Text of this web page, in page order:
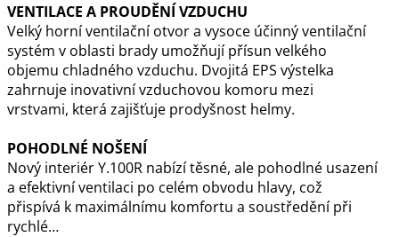
VENTILACE A PROUDĚNÍ VZDUCHU
Velký horní ventilační otvor a vysoce účinný ventilační
systém v oblasti brady umožňují přísun velkého
objemu chladného vzduchu. Dvojitá EPS výstelka
zahrnuje inovativní vzduchovou komoru mezi
vrstvami, která zajišťuje prodyšnost helmy.
POHODLNÉ NOŠENÍ
Nový interiér Y.100R nabízí těsné, ale pohodlné usazení
a efektivní ventilaci po celém obvodu hlavy, což
přispívá k maximálnímu komfortu a soustředění při
rychlé…